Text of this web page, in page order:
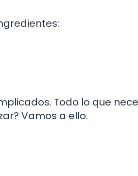
Todo lo que
Vamos a ello.